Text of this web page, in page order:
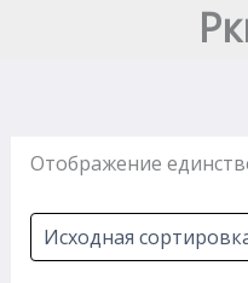
Отображение